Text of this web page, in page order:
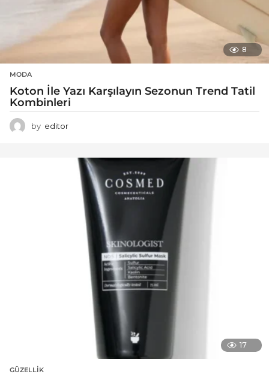
8
MODA
Koton İle Yazı Karşılayın Sezonun Trend Tatil
Kombinleri
by editor
17
GÜZELLIK